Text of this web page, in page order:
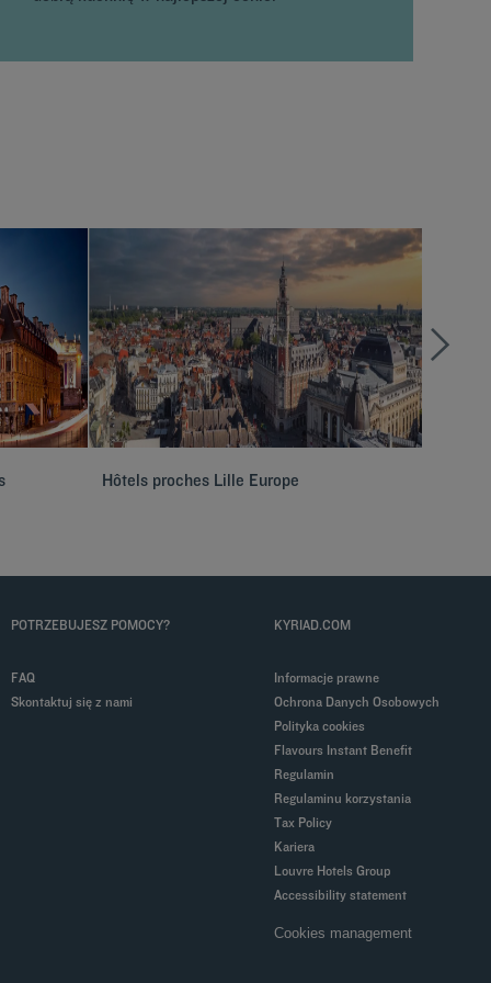
Hôtels proches Lille Europe
POTRZEBUJESZ POMOCY?
FAQ
Skontaktuj się z nami
KYRIAD.COM
Informacje prawne
Ochrona Danych Osobowych
Polityka cookies
Flavours Instant Benefit
Regulamin
Regulaminu korzystania
Tax Policy
Kariera
Louvre Hotels Group
Accessibility statement
Cookies management